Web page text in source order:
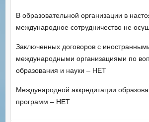
В образовательной организации в
международное сотрудничество не
Заключенных договоров с
международными организациями по
образования и науки – НЕТ
Международной аккредитации
программ – НЕТ